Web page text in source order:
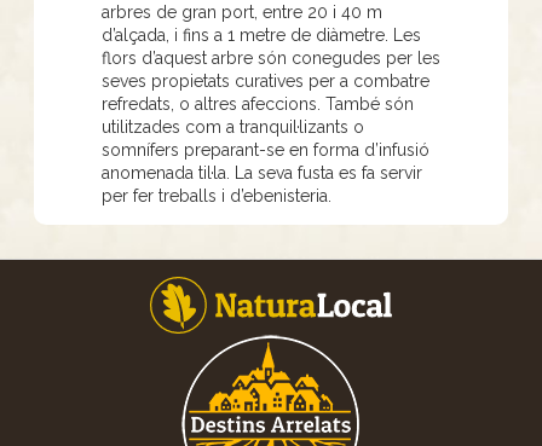
arbres de gran port, entre 20 i 40 m
d’alçada, i fins a 1 metre de diàmetre. Les
flors d’aquest arbre són conegudes per les
seves propietats curatives per a combatre
refredats, o altres afeccions. També són
utilitzades com a tranquil·lizants o
somnífers preparant-se en forma d’infusió
anomenada til·la. La seva fusta es fa servir
per fer treballs i d’ebenisteria.